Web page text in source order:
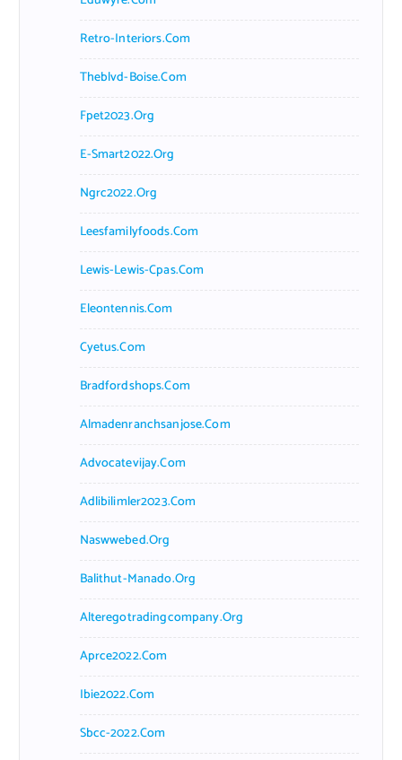
Retro-Interiors.com
Theblvd-Boise.com
Fpet2023.org
E-Smart2022.org
Ngrc2022.org
Leesfamilyfoods.com
Lewis-Lewis-Cpas.com
Eleontennis.com
Cyetus.com
Bradfordshops.com
Almadenranchsanjose.com
Advocatevijay.com
Adlibilimler2023.com
Naswwebed.org
Balithut-Manado.org
Alteregotradingcompany.org
Aprce2022.com
Ibie2022.com
Sbcc-2022.com